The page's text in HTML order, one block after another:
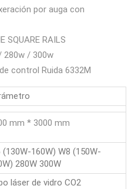
por auga con
SQUARE RAILS
280w / 300w
control Ruida 6332M
mm * 3000 mm
(130W-160W) W8 (150W-
280W 300W
láser de vidro CO2